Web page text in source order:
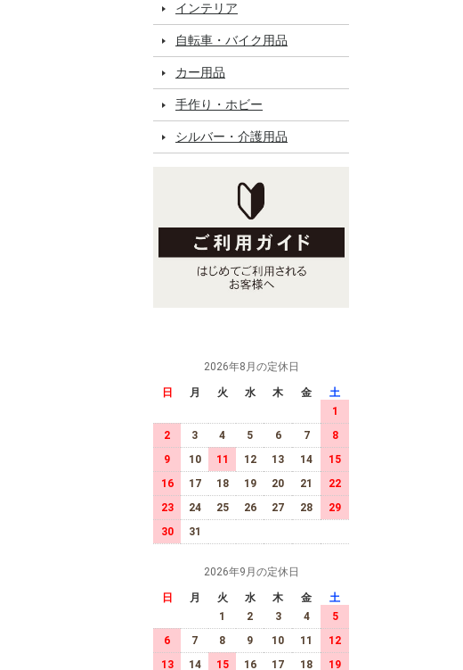
インテリア
自転車・バイク用品
カー用品
手作り・ホビー
シルバー・介護用品
2026年8月の定休日
日 月 火 水 木 金
土
1
2
3 4 5 6 7
8
9
10 11 12 13 14
15
16
17 18 19 20 21
22
23
24 25 26 27 28
29
30
31
2026年9月の定休日
日 月 火 水 木 金
土
1
2 3 4
5
6
7 8 9 10 11
12
13
14 15 16 17 18 19